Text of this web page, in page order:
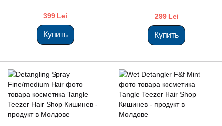
399 Lei
Купить
299 Lei
Купить